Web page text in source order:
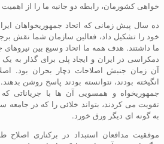
خواهی کشورمان، رابطه دو جانبه ما را از
ده سال پیش زمانی که اتحاد جمهوریخواهان
خود را تشکیل داد، فعالین سازمان شما نقش
ما داشتند. هدف همه ما اتحاد وسیع بین
دمکراسی در ایران و ایجاد پلی برای گذار به
آن زمان جنبش اصلاحات دچار بحران بود.
انگیخته بودند، نتوانسته بودند پاسخ روشن
جمهوریخواه و همسویی آن ها با جریاناتی
تقویت می کردند، بتواند خلائی را که در جامعه
به گونه ای دیگر ورق خورد.
موفقیت مدافعان استبداد در برکناری